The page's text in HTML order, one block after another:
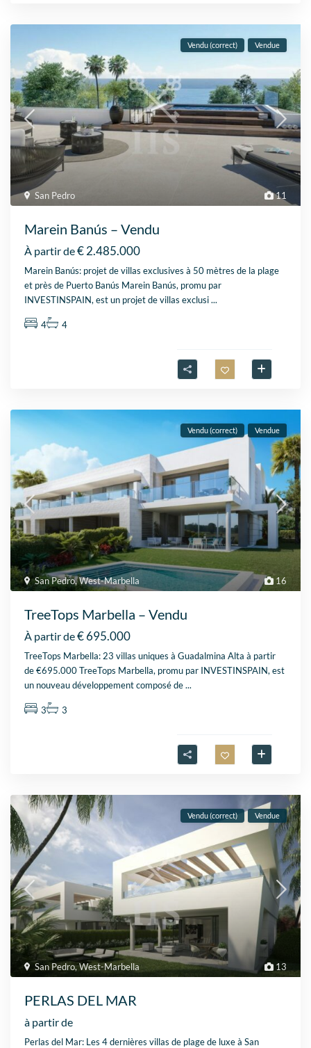
11
San Pedro
Vendu (correct) Vendue
Marein Banús – Vendu
À partir de€ 2.485.000
Marein Banús: projet de villas exclusives à 50 mètres de la plage
et près de Puerto Banús Marein Banús, promu par
INVESTINSPAIN, est un projet de villas exclusi...
4 4
16
San Pedro,West-Marbella
Vendu (correct) Vendue
TreeTops Marbella – Vendu
À partir de€ 695.000
TreeTops Marbella: 23 villas uniques à Guadalmina Alta à partir
de €695.000 TreeTops Marbella, promu par INVESTINSPAIN, est
un nouveau développement composé de...
3 3
13
San Pedro,West-Marbella
Vendu (correct) Vendue
PERLAS DEL MAR
à partir de
Perlas del Mar: Les 4 dernières villas de plage de luxe à San